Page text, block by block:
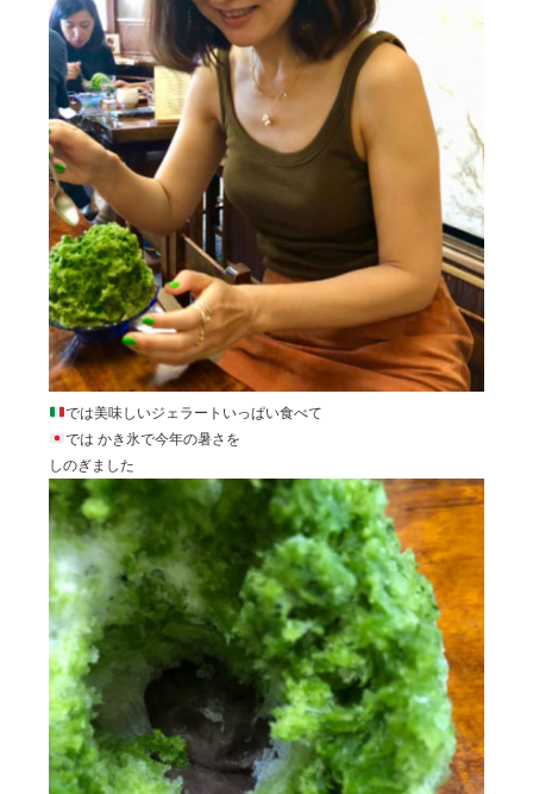
では美味しいジェラートいっぱい食べて
では かき氷で今年の暑さを
しのぎました